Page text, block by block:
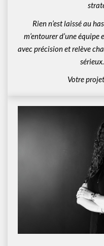
Nos
Rien n’est laissé au
m’entourer d’une
avec précision et relève
Votre